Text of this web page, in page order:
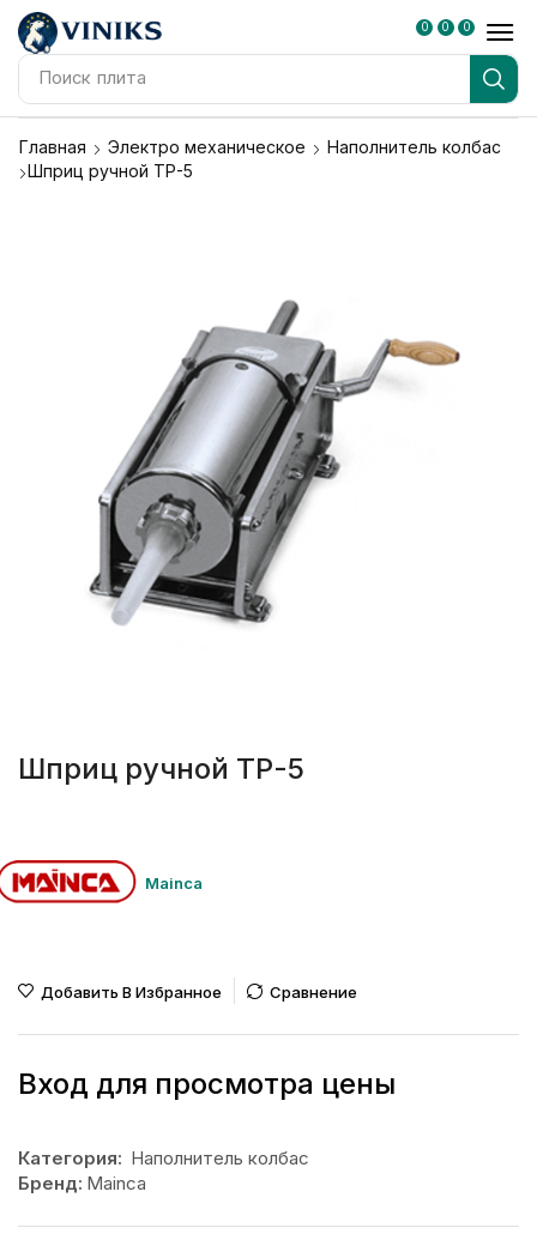
Поиск плита
0 0 0
Главная Электро механическое
Наполнитель колбас
Шприц ручной ТР-5
Шприц ручной ТР-5
Mainca
Добавить В Избранное Сравнение
Вход для просмотра цены
Категория: Наполнитель колбас
Бренд: Mainca